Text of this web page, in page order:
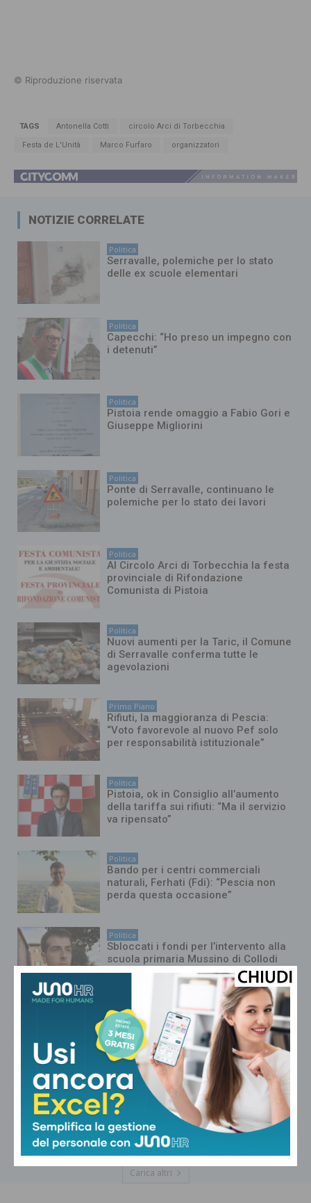
© Riproduzione riservata
TAGS Antonella Cotti circolo Arci di Torbecchia
Festa de L'Unità Marco Furfaro organizzatori
NOTIZIE CORRELATE
Politica
Serravalle, polemiche per lo stato
delle ex scuole elementari
Politica
Capecchi: “Ho preso un impegno con
i detenuti”
Politica
Pistoia rende omaggio a Fabio Gori e
Giuseppe Migliorini
Politica
Ponte di Serravalle, continuano le
polemiche per lo stato dei lavori
Politica
Al Circolo Arci di Torbecchia la festa
provinciale di Rifondazione
Comunista di Pistoia
Politica
Nuovi aumenti per la Taric, il Comune
di Serravalle conferma tutte le
agevolazioni
Primo Piano
Rifiuti, la maggioranza di Pescia:
“Voto favorevole al nuovo Pef solo
per responsabilità istituzionale”
Politica
Pistoia, ok in Consiglio all’aumento
della tariffa sui rifiuti: “Ma il servizio
va ripensato”
Politica
Bando per i centri commerciali
naturali, Ferhati (Fdi): “Pescia non
perda questa occasione”
Politica
Sbloccati i fondi per l’intervento alla
scuola primaria Mussino di Collodi
Politica
Ok all’assestamento di bilancio a
Pescia, il vicesindaco Tridente: “Il
risanamento produce effetti
concreti”
Politica
Nel piano dei rifiuti regionale il
revamping dell’inceneritore di
Montale e il raddoppio delle
tonnellate
Carica altri